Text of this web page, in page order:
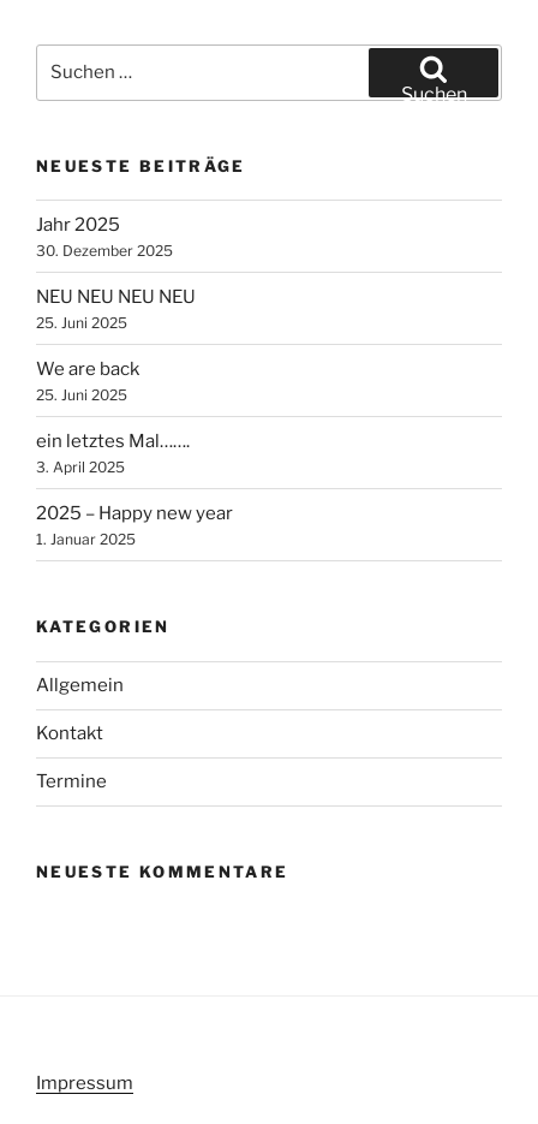
nach:
Suchen
NEUESTE BEITRÄGE
Jahr 2025
30. Dezember 2025
NEU NEU NEU NEU
25. Juni 2025
We are back
25. Juni 2025
ein letztes Mal…….
3. April 2025
2025 – Happy new year
1. Januar 2025
KATEGORIEN
Allgemein
Kontakt
Termine
NEUESTE KOMMENTARE
Impressum